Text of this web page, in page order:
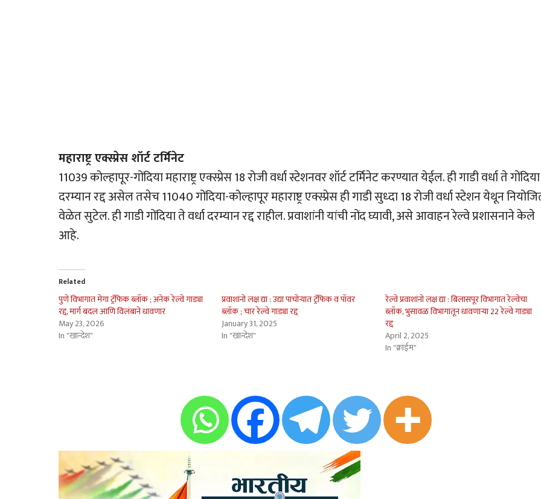
महाराष्ट्र एक्स्प्रेस शॉर्ट टर्मिनेट
11039 कोल्हापूर-गोंदिया महाराष्ट्र एक्स्प्रेस 18 रोजी वर्धा स्टेशनवर शॉर्ट टर्मिनेट करण्यात येईल. ही गाडी वर्धा ते गोंदिया
दरम्यान रद्द असेल तसेच 11040 गोंदिया-कोल्हापूर महाराष्ट्र एक्स्प्रेस ही गाडी सुध्दा 18 रोजी वर्धा स्टेशन येथून
वेळेत सुटेल. ही गाडी गोंदिया ते वर्धा दरम्यान रद्द राहील. प्रवाशांनी यांची नोंद घ्यावी, असे आवाहन रेल्वे प्रशासनाने केले
आहे.
Related
पुणे विभागात मेगा ट्रॅफिक ब्लॉक ; अनेक रेल्वे गाड्या
रद्द, मार्ग बदल आणि विलंबाने धावणार
May 23, 2026
In "खान्देश"
प्रवाशांनो लक्ष द्या : उद्या पाचोर्‍यात ट्रॅफिक व पॉवर
ब्लॉक ; चार रेल्वे गाड्या रद्द
January 31, 2025
In "खान्देश"
रेल्वे प्रवाशांनो लक्ष द्या : बिलासपूर विभागात रेल्वेचा
ब्लॉक, भुसावळ विभागातून धावणार्‍या 22 रेल्वे गाड्या
रद्द
April 2, 2025
In "क्राईम"